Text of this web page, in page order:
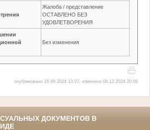
Жалоба / представление
ОСТАВЛЕНО БЕЗ
УДОВЛЕТВОРЕНИЯ
Без изменения
опубликовано 16.09.2024 13:07, изменено 09.12.2024 20:09
ДОКУМЕНТОВ В